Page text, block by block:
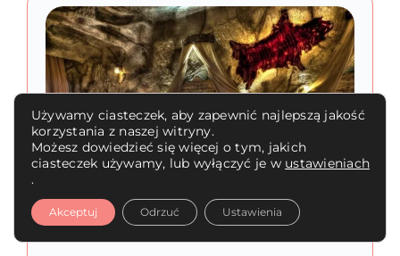
Caves Beach Resort 5*****
Używamy ciasteczek, aby zapewnić najlepszą jakość
korzystania z naszej witryny.
Możesz dowiedzieć się więcej o tym, jakich
ciasteczek używamy, lub wyłączyć je w ustawieniach
.
Akceptuj Odrzuć Ustawienia